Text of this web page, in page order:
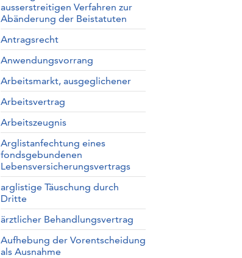
ausserstreitigen Verfahren zur
Abänderung der Beistatuten
Antragsrecht
Anwendungsvorrang
Arbeitsmarkt, ausgeglichener
Arbeitsvertrag
Arbeitszeugnis
Arglistanfechtung eines
fondsgebundenen
Lebensversicherungsvertrags
arglistige Täuschung durch
Dritte
ärztlicher Behandlungsvertrag
Aufhebung der Vorentscheidung
als Ausnahme